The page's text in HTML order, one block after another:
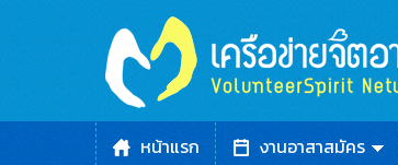
หน้าแรก งานอาสาสมัคร